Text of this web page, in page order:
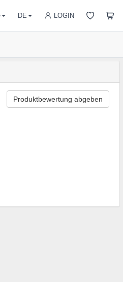
LOGIN
DE
Produktbewertung abgeben